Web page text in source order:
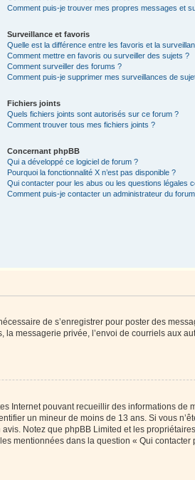
Comment puis-je trouver mes propres messages et
Surveillance et favoris
Quelle est la différence entre les favoris et la
Comment mettre en favoris ou surveiller des sujets ?
Comment surveiller des forums ?
Comment puis-je supprimer mes surveillances de
Fichiers joints
Quels fichiers joints sont autorisés sur ce forum ?
Comment trouver tous mes fichiers joints ?
Concernant phpBB
Qui a développé ce logiciel de forum ?
Pourquoi la fonctionnalité X n’est pas disponible ?
Qui contacter pour les abus ou les questions légales
Comment puis-je contacter un administrateur du
de s’enregistrer pour poster des
messagerie privée, l’envoi de courriels aux
Internet pouvant recueillir des informations de
un mineur de moins de 13 ans. Si vous
Notez que phpBB Limited et les
mentionnées dans la question « Qui